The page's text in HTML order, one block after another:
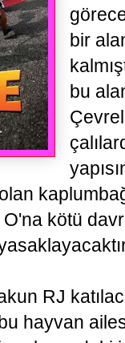
bir
bu
kötü
RJ
hayvan